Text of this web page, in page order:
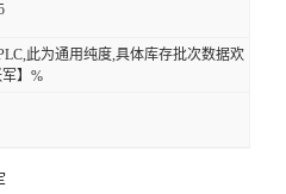
此为通用纯度,具体库存批次数据欢
】%